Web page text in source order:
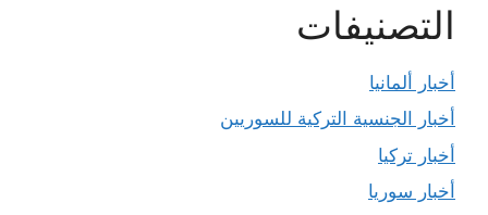
التصنيفات
أخبار ألمانيا
أخبار الجنسية التركية للسوريين
أخبار تركيا
أخبار سوريا